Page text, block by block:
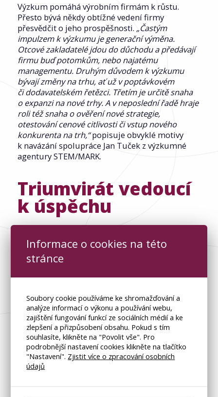
Výzkum pomáhá výrobním firmám k růstu.
Přesto bývá někdy obtížné vedení firmy
přesvědčit o jeho prospěšnosti. „Častým
impulzem k výzkumu je generační výměna.
Otcové zakladatelé jdou do důchodu a předávají
firmu buď potomkům, nebo najatému
managementu. Druhým důvodem k výzkumu
bývají změny na trhu, ať už v poptávkovém
či dodavatelském řetězci. Třetím je určitě snaha
o expanzi na nové trhy. A v neposlední řadě hraje
roli též snaha o ověření nové strategie,
otestování cenové citlivosti či vstup nového
konkurenta na trh,“popisuje obvyklé motivy
k navázání spolupráce Jan Tuček z výzkumné
agentury STEM/MARK.
Triumvirát vedoucí
k úspěchu
Dobrou příležitostí k tomu provést
marketingový výzkum může být také období,
kdy se firmě dobře daří a zažívá konjunkturu.
V takové chvíli nastává správný čas prověřit, zda
komunikuje. Právě tady může marketingový
výzkum mnohé prozradit a zasadit
do souvislostí. Oblast výrobních firem však má
svá specifika. Jde totiž o B2B podnikání, v jehož
případě je realizace výzkumu složitější než v B2C
oblasti. Výzkumná agentura má totiž v tomto
případě za úkol zjistit, jaký názor mají celé firmy
nebo jejich zaměstnanci na konkrétní pozici.
Informace o cookies na této
stránce
Soubory cookie používáme ke shromažďování a
analýze informací o výkonu a používání webu,
zajištění fungování funkcí ze sociálních médií a ke
zlepšení a přizpůsobení obsahu. Pokud s tím
souhlasíte, klikněte na "Povolit vše". Pro
podrobnější nastavení cookies klikněte na tlačítko
"Nastavení". Zjistit více o zpracování osobních
údajů